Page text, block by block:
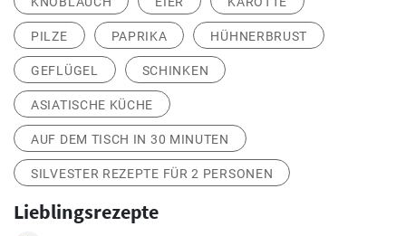
PILZE PAPRIKA HÜHNERBRUST
GEFLÜGEL SCHINKEN
ASIATISCHE KÜCHE
AUF DEM TISCH IN 30 MINUTEN
SILVESTER REZEPTE FÜR 2 PERSONEN
Lieblingsrezepte